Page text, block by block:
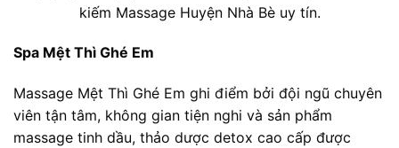
kiếm Massage Huyện Nhà Bè uy tín.
Spa Mệt Thì Ghé Em
Massage Mệt Thì Ghé Em ghi điểm bởi đội ngũ chuyên
viên tận tâm, không gian tiện nghi và sản phẩm
massage tinh dầu, thảo dược detox cao cấp được